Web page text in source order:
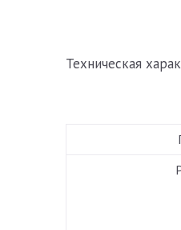
Техническая